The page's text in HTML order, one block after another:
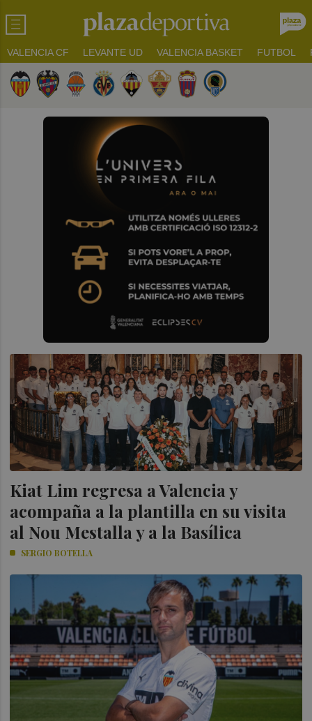
VALENCIA CF LEVANTE UD VALENCIA BASKET FUTBOL
Kiat Lim regresa a Valencia y
acompaña a la plantilla en su visita
al Nou Mestalla y a la Basílica
SERGIO BOTELLA